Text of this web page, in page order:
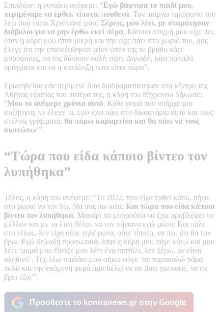
Επιπλέον, η γυναίκα ανέφερε: “Εγώ βάφτισα το παιδί μου,
περιμέναμε να έρθει, τίποτα, πουθενά. Τον παίρνω τηλέφωνο του
λέω πού είσαι Χριστιανέ μου; Ξέρεις, μου λέει, με σταμάτησαν
διάβολοι για να μην έρθω εκεί πέρα. Κάποια στιγμή μου είχε πει,
όταν η κόρη μου ήταν μικρή και την είχε πάει στο χωριό του, μας
έλεγε ότι την επισκέφθηκαν στον ύπνο της το βράδυ κάτι
μυροφόρες, να της δώσουν καλή τύχη. Δηλαδή, κάτι παλαβά
πράγματα και να η κατάληξη ποια είναι τώρα”.
Ερωτηθείσα εάν περίμενε όσα διαδραματίστηκαν στο κέντρο της
Αθήνας εξαιτίας του πατέρα της, η κόρη του 89χρονου δήλωσε:
“Μου το ανέφερε χρόνια αυτό. Κάθε φορά που υπήρχε μια
συζήτηση, το έλεγε ‘α, εγώ έχω πάει στο δικαστήριο αυτό και τους
στέλνω γράμματα, θα πάρω καραμπίνα και θα πάω να τους
σκοτώσω‘”.
“Τώρα που είδα κάποιο βίντεο τον
λυπήθηκα”
Τέλος, η κόρη του ανέφερε: “Το 2022, που είχα έρθει κάτω, πήγα
στο χωριό να τον δω. Να σας πω κάτι; Και τώρα που είδα κάποιο
βίντεο τον λυπήθηκα. Μακάρι να μπορούσα να έχω προβλέψει το
μέλλον και με το έτσι θέλω, να τον πήγαινα εγώ μέσα; Και πάλι
στο τέλος, δεν είχα ούτε τηλέφωνο, ούτε τίποτα, να πω, ότι θα τον
βρω. Εγώ δηλαδή προσωπικά, όταν η κόρη μου πήγε κάτω και μου
λέει ‘μαμά μου έδειξε μου λέει ένα πιστόλι, δεν ξέρω, αν είναι
αληθινό’. Της λέω παιδάκι μου σήκω φύγε ‘σε παρακαλώ πάρα
πολύ και την επόμενη φορά άμα θέλει να σε βρει για καφέ, να σε
βρει έξω'”.
Προσθέστε το kontranews.gr στην Google